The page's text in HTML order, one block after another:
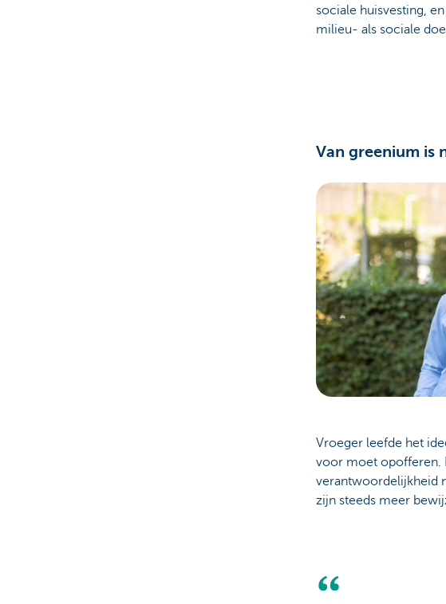
sociale huisvesting,
milieu- als sociale
Van greenium is
Vroeger leefde het
voor moet opofferen.
verantwoordelijkheid
zijn steeds meer